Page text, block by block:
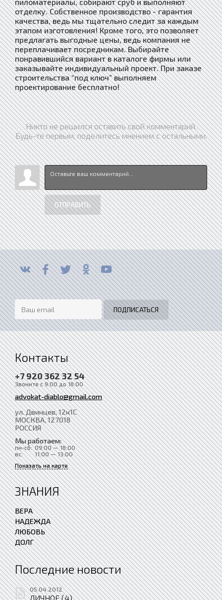
пиломатериалы, собирают сруб и выполняют
отделку. Собственное производство - гарантия
качества, ведь мы тщательно следит за каждым
этапом изготовления! Кроме того, это позволяет
предлагать выгодные цены, ведь компания не
переплачивает посредникам. Выбирайте
понравившийся вариант в каталоге фирмы или
заказывайте индивидуальный проект. При заказе
строительства “под ключ” выполняем
проектирование бесплатно!
Никто не решился оставить свой комментарий.
Будь-те первым, поделитесь мнением с остальными.
ОТПРАВИТЬ
Контакты
+7 920 362 32 54
Звоните с 9:00 до 18:00
advokat-diablo@gmail.com
ул. Двинцев, 12к1С
МОСКВА, 127018
РОССИЯ
Мы работаем:
пн-сб: 09:00 — 18:00
вс:
11:00 — 13:00
Показать на карте
ЗНАНИЯ
ВЕРА
НАДЕЖДА
ЛЮБОВЬ
ДОЛГ
Последние новости
05.04.2012
ЛИЧНОЕ (4)